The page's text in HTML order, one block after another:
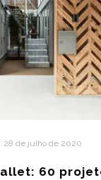
28 de julho de 2020
60